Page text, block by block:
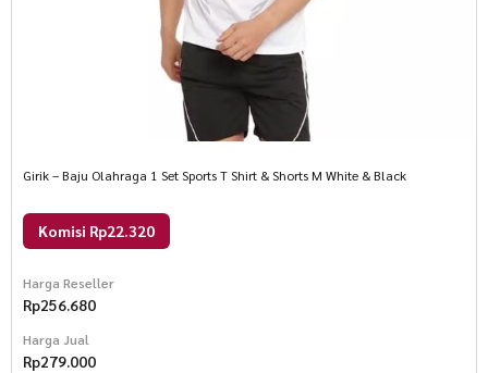
Girik – Baju Olahraga 1 Set Sports T Shirt & Shorts M White & Black
Komisi Rp22.320
Harga Reseller
Rp256.680
Harga Jual
Rp279.000